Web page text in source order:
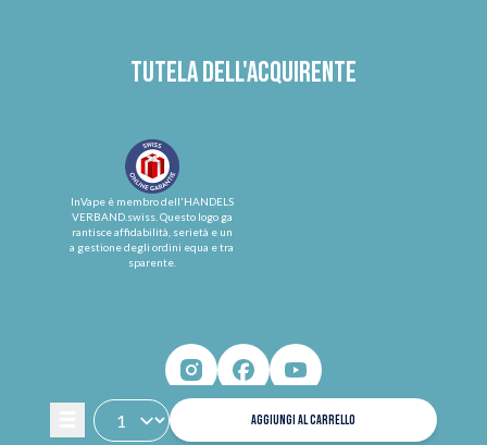
AGGIUNGI AL CARRELLO
Tutela dell'acquirente
InVape è membro dell'HANDELS
VERBAND.swiss. Questo logo ga
rantisce affidabilità, serietà e un
a gestione degli ordini equa e tra
sparente.